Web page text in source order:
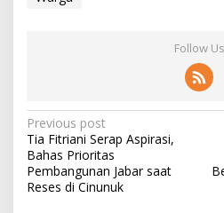
Follow Us
P
o
s
Previous post
Tia Fitriani Serap Aspirasi,
Bahas Prioritas
Pembangunan Jabar saat
Reses di Cinunuk